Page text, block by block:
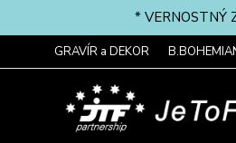
* VERNOSTNÝ
GRAVÍR a DEKOR